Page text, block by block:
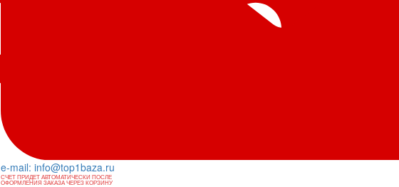
e-mail: info@top1baza.ru
СЧЕТ ПРИДЕТ АВТОМАТИЧЕСКИ ПОСЛЕ
ОФОРМЛЕНИЯ ЗАКАЗА ЧЕРЕЗ КОРЗИНУ